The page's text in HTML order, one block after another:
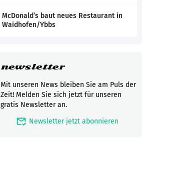
McDonald’s baut neues Restaurant in
Waidhofen/Ybbs
newsletter
Mit unseren News bleiben Sie am Puls der
Zeit! Melden Sie sich jetzt für unseren
gratis Newsletter an.
mark_email_read Newsletter jetzt abonnieren